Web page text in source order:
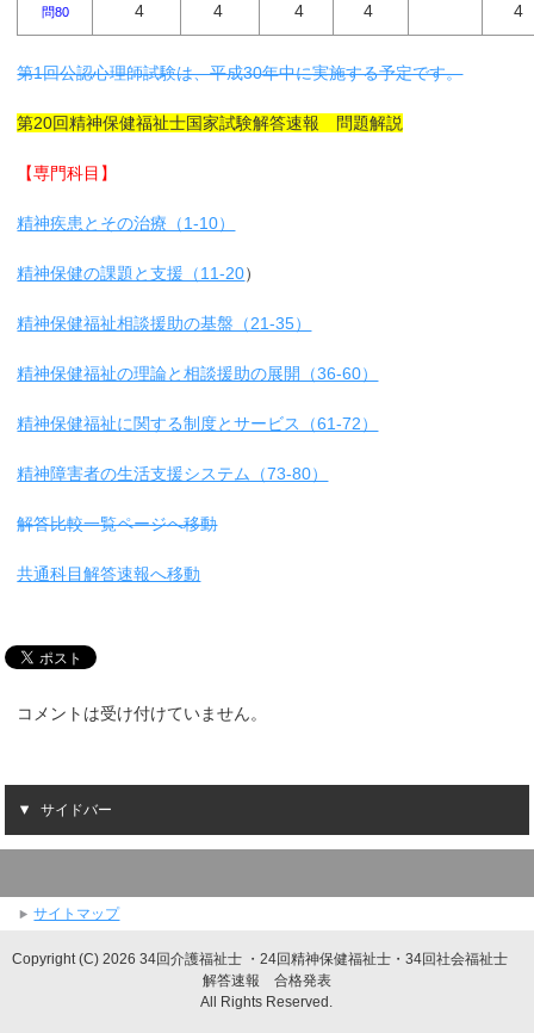
問80 4 4 4 4 4
第1回公認心理師試験は、平成30年中に実施する予定です。
第20回精神保健福祉士国家試験解答速報 問題解説
【専門科目】
精神疾患とその治療（1-10）
精神保健の課題と支援（11-20）
精神保健福祉相談援助の基盤（21-35）
精神保健福祉の理論と相談援助の展開（36-60）
精神保健福祉に関する制度とサービス（61-72）
精神障害者の生活支援システム（73-80）
解答比較一覧ページへ移動
共通科目解答速報へ移動
コメントは受け付けていません。
サイドバー
サイトマップ
Copyright (C) 2026 34回介護福祉士 ・24回精神保健福祉士・34回社会福祉士
解答速報 合格発表
All Rights Reserved.